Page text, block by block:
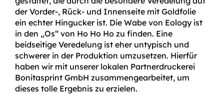
der Vorder-, Rück- und Innenseite mit Goldfolie
ein echter Hingucker ist. Die Wabe von Eology ist
in den „Os“ von Ho Ho Ho zu finden. Eine
beidseitige Veredelung ist eher untypisch und
schwerer in der Produktion umzusetzen. Hierfür
haben wir mit unserer lokalen Partnerdruckerei
Bonitasprint GmbH zusammengearbeitet, um
dieses tolle Ergebnis zu erzielen.